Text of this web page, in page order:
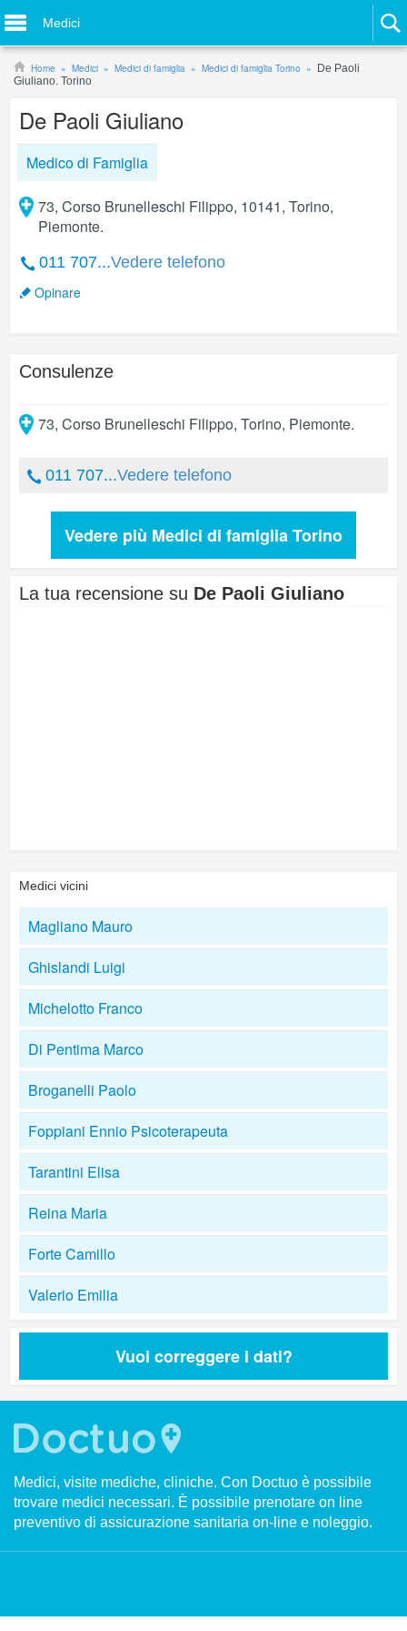
Medici
Home Medici Medici di famiglia Medici di famiglia Torino
De Paoli
Giuliano. Torino
De Paoli Giuliano
Medico di Famiglia
73, Corso Brunelleschi Filippo, 10141, Torino,
Piemonte.
011 707...Vedere telefono
Opinare
Consulenze
73, Corso Brunelleschi Filippo, Torino, Piemonte.
011 707...Vedere telefono
Vedere più Medici di famiglia Torino
La tua recensione su De Paoli Giuliano
Medici vicini
Magliano Mauro
Ghislandi Luigi
Michelotto Franco
Di Pentima Marco
Broganelli Paolo
Foppiani Ennio Psicoterapeuta
Tarantini Elisa
Reina Maria
Forte Camillo
Valerio Emilia
Vuoi correggere i dati?
Medici, visite mediche, cliniche. Con Doctuo è possibile
trovare medici necessari. È possibile prenotare on line
preventivo di assicurazione sanitaria on-line e noleggio.